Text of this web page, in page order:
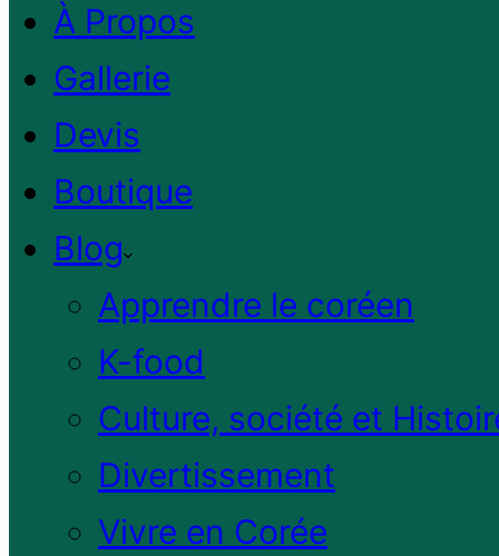
À Propos
Gallerie
Devis
Boutique
Blog
Apprendre le coréen
K-food
Culture, société et
Divertissement
Vivre en Corée